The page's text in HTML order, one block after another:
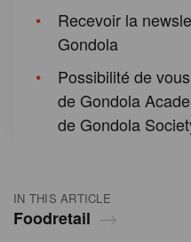
IN THIS ARTICLE
Foodretail
Recevoir la
Gondola
Possibilité de
de Gondola
de Gondola